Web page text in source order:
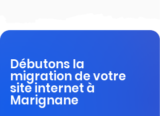
Débutons la
migration de votre
site internet à
Marignane